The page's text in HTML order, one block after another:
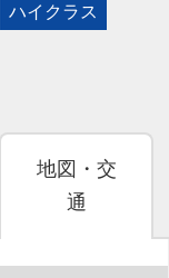
ハイクラス
地図・交
通